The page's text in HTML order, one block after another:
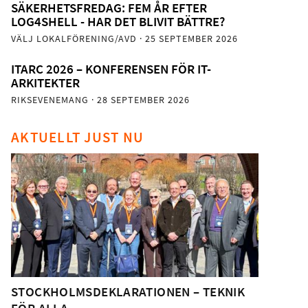
SÄKERHETSFREDAG: FEM ÅR EFTER
LOG4SHELL - HAR DET BLIVIT BÄTTRE?
VÄLJ LOKALFÖRENING/AVD · 25 SEPTEMBER 2026
ITARC 2026 – KONFERENSEN FÖR IT-
ARKITEKTER
RIKSEVENEMANG · 28 SEPTEMBER 2026
AKTUELLT JUST NU
STOCKHOLMSDEKLARATIONEN – TEKNIK